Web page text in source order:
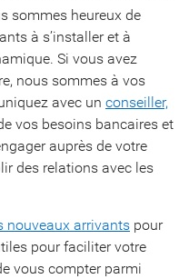
sommes heureux de
à s’installer et à
Si vous avez
nous sommes à vos
avec un conseiller,
vos besoins bancaires et
auprès de votre
des relations avec les
nouveaux arrivants pour
pour faciliter votre
vous compter parmi